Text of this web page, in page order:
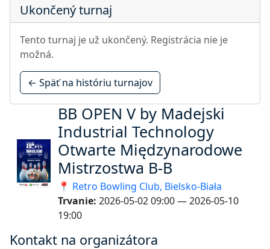
Ukončený turnaj
Tento turnaj je už ukončený. Registrácia nie je
možná.
← Späť na históriu turnajov
BB OPEN V by Madejski
Industrial Technology
Otwarte Międzynarodowe
Mistrzostwa B-B
📍 Retro Bowling Club, Bielsko-Biała
Trvanie: 2026-05-02 09:00 — 2026-05-10
19:00
Kontakt na organizátora